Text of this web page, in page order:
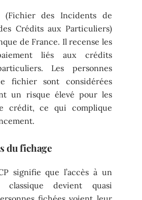
(Fichier des Incidents de
Crédits aux Particuliers)
de France. Il recense les
liés aux crédits
Les personnes
fichier sont considérées
un risque élevé pour les
crédit, ce qui complique
du fichage
signifie que l’accès à un
classique devient quasi